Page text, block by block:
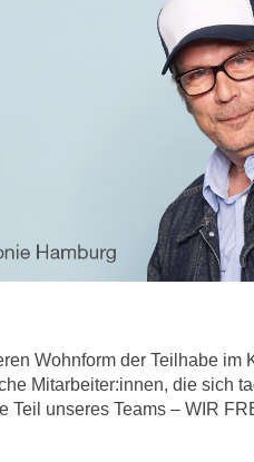
Wohnform der Teilhabe im
Mitarbeiter:innen, die sich
Teil unseres Teams – WIR